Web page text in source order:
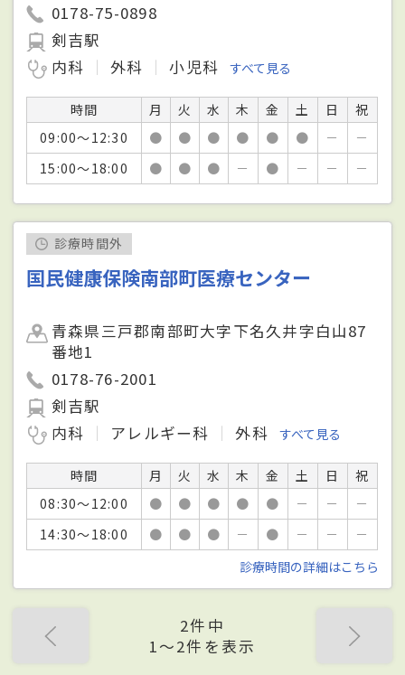
0178-75-0898
剣吉駅
内科
外科 小児科 すべて見る
時間 月 火 水 木 金 土 日
祝
09:00～12:30
● ● ● ● ● ● －
－
15:00～18:00
● ● ● － ● － － －
診療時間外
国民健康保険南部町医療センター
青森県三戸郡南部町大字下名久井字白山87
番地1
0178-76-2001
剣吉駅
内科
アレルギー科 外科 すべて見る
時間 月 火 水 木 金 土 日
祝
08:30～12:00
● ● ● ● ● － －
－
14:30～18:00
● ● ● － ● － －
－
診療時間の詳細はこちら
2件中
1〜2件を表示